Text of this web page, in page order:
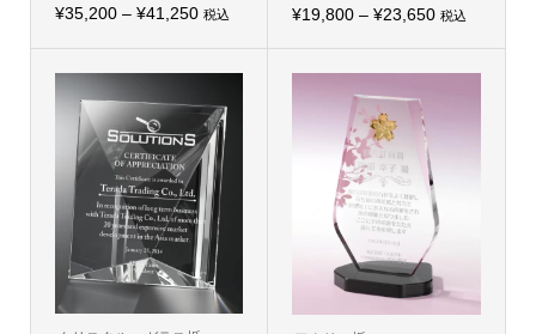
¥35,200 – ¥41,250価
–
¥41,250
税込
の
品
に
ョ
ン
あ
¥19,800 – ¥23,650価税込
の
あ